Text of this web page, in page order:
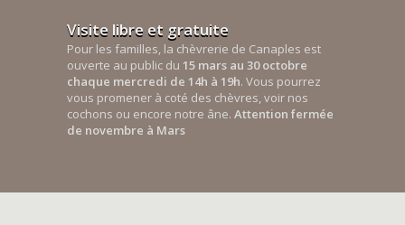
Visite libre et gratuite
Pour les familles, la chèvrerie de Canaples est
ouverte au public du 15 mars au 30 octobre
chaque mercredi de 14h à 19h. Vous pourrez
vous promener à coté des chèvres, voir nos
cochons ou encore notre âne. Attention fermée
de novembre à Mars